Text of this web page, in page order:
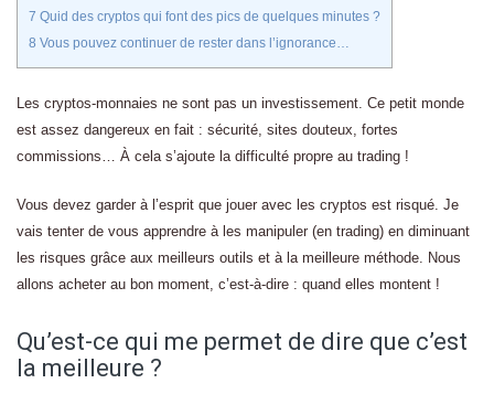
7 Quid des cryptos qui font des pics de quelques minutes ?
8 Vous pouvez continuer de rester dans l’ignorance…
Les cryptos-monnaies ne sont pas un investissement. Ce petit monde
est assez dangereux en fait : sécurité, sites douteux, fortes
commissions… À cela s’ajoute la difficulté propre au trading !
Vous devez garder à l’esprit que jouer avec les cryptos est risqué. Je
vais tenter de vous apprendre à les manipuler (en trading) en diminuant
les risques grâce aux meilleurs outils et à la meilleure méthode. Nous
allons acheter au bon moment, c’est-à-dire : quand elles montent !
Qu’est-ce qui me permet de dire que c’est
la meilleure ?